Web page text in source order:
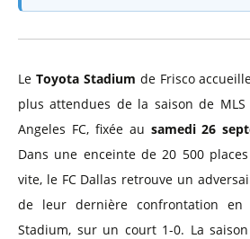
Le Toyota Stadium de Frisco
plus attendues de la saison de
Angeles FC, fixée au samedi 26
Dans une enceinte de 20 500
vite, le FC Dallas retrouve un
de leur dernière confrontation en
Stadium, sur un court 1-0. La